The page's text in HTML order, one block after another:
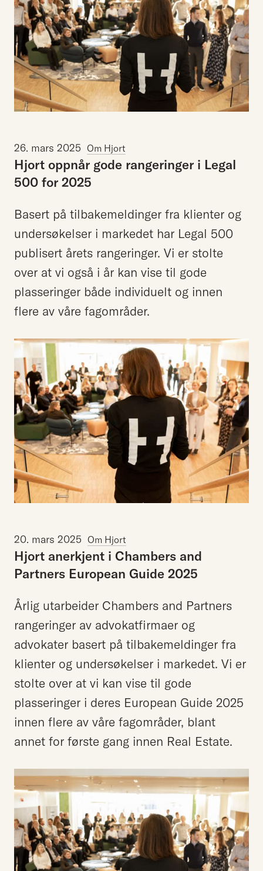
26. mars 2025 Om Hjort
Hjort oppnår gode rangeringer i Legal
500 for 2025
Basert på tilbakemeldinger fra klienter og
undersøkelser i markedet har Legal 500
publisert årets rangeringer. Vi er stolte
over at vi også i år kan vise til gode
plasseringer både individuelt og innen
flere av våre fagområder.
20. mars 2025 Om Hjort
Hjort anerkjent i Chambers and
Partners European Guide 2025
Årlig utarbeider Chambers and Partners
rangeringer av advokatfirmaer og
advokater basert på tilbakemeldinger fra
klienter og undersøkelser i markedet. Vi er
stolte over at vi kan vise til gode
plasseringer i deres European Guide 2025
innen flere av våre fagområder, blant
annet for første gang innen Real Estate.